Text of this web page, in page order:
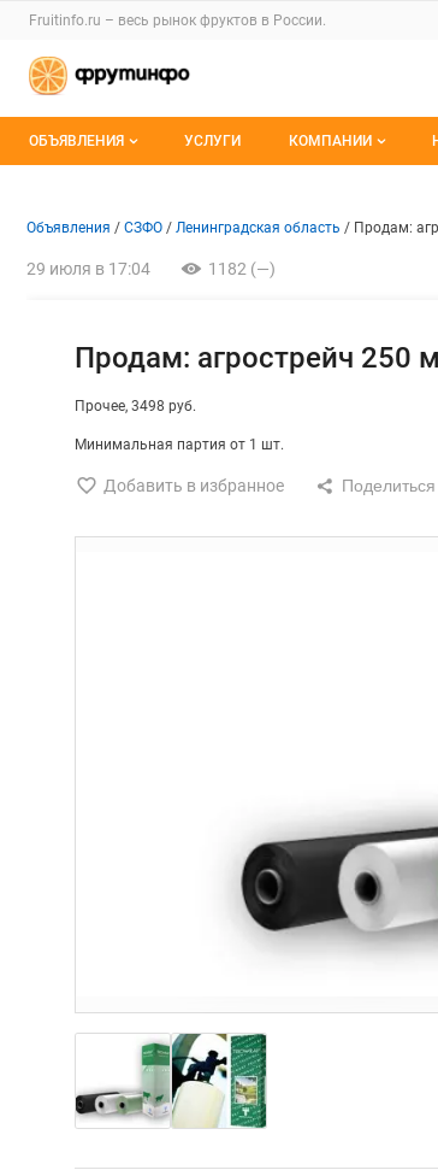
Раздел навигации по сайту
Fruitinfo.ru – весь рынок фруктов в России.
Авторизация и меню пользователя
Навигация по разделам сайта
ОБЪЯВЛЕНИЯ УСЛУГИ КОМПАНИИ
Объявление: Продам:
Информация о объявлении
Навигация и управление
Объявления СЗФО Ленинградская область Продам:
29 июля в 17:04 1182 (—)
Продам: агрострейч 250
Прочее 3498 руб.
Минимальная партия от 1 шт.
Добавить в избранное